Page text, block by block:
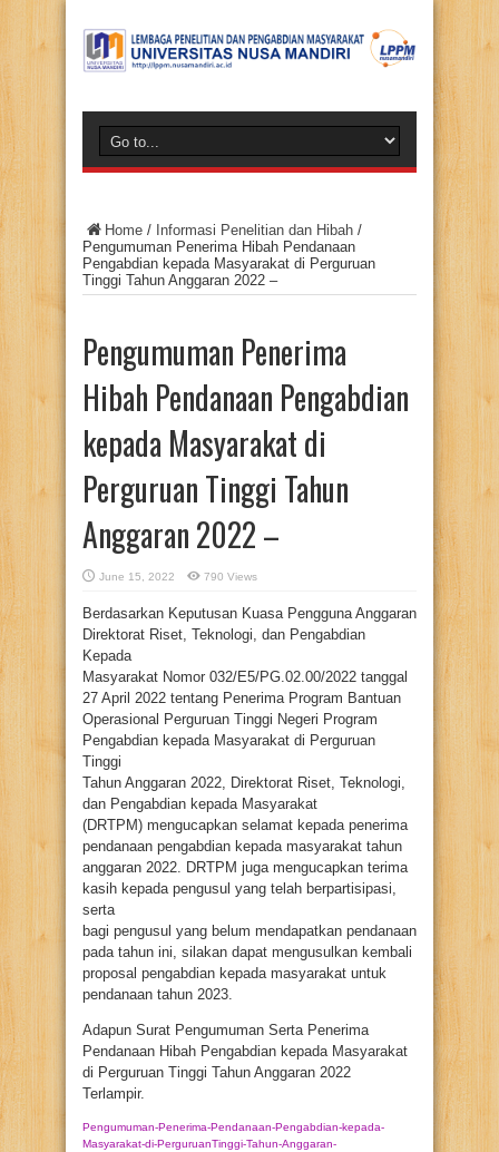
Home / Informasi Penelitian dan Hibah /
Pengumuman Penerima Hibah Pendanaan
Pengabdian kepada Masyarakat di Perguruan
Tinggi Tahun Anggaran 2022 –
Pengumuman Penerima
Hibah Pendanaan Pengabdian
kepada Masyarakat di
Perguruan Tinggi Tahun
Anggaran 2022 –
June 15, 2022 790 Views
Berdasarkan Keputusan Kuasa Pengguna Anggaran
Direktorat Riset, Teknologi, dan Pengabdian
Kepada
Masyarakat Nomor 032/E5/PG.02.00/2022 tanggal
27 April 2022 tentang Penerima Program Bantuan
Operasional Perguruan Tinggi Negeri Program
Pengabdian kepada Masyarakat di Perguruan
Tinggi
Tahun Anggaran 2022, Direktorat Riset, Teknologi,
dan Pengabdian kepada Masyarakat
(DRTPM) mengucapkan selamat kepada penerima
pendanaan pengabdian kepada masyarakat tahun
anggaran 2022. DRTPM juga mengucapkan terima
kasih kepada pengusul yang telah berpartisipasi,
serta
bagi pengusul yang belum mendapatkan pendanaan
pada tahun ini, silakan dapat mengusulkan kembali
proposal pengabdian kepada masyarakat untuk
pendanaan tahun 2023.
Adapun Surat Pengumuman Serta Penerima
Pendanaan Hibah Pengabdian kepada Masyarakat
di Perguruan Tinggi Tahun Anggaran 2022
Terlampir.
Pengumuman-Penerima-Pendanaan-Pengabdian-kepada-
Masyarakat-di-PerguruanTinggi-Tahun-Anggaran-